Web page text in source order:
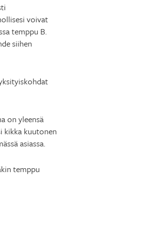
voivat
temppu B.
siihen
on yleensä
kikka kuutonen
asiassa.
temppu